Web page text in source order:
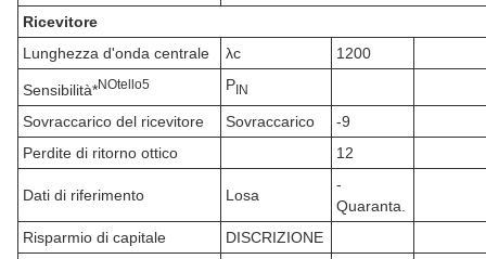
Ricevitore
Lunghezza d'onda centrale
λc 1200
Sensibilità*NOtello5 PIN
Sovraccarico del ricevitore Sovraccarico
-9
Perdite di ritorno ottico
12
Dati di riferimento Losa
-
Quaranta.
Risparmio di capitale
DISCRIZIONE